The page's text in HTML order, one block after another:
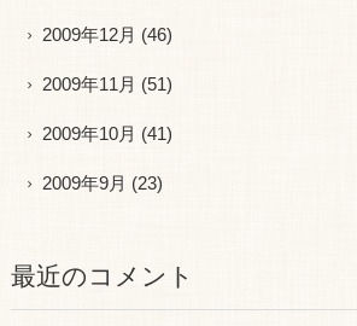
2009年12月 (46)
2009年11月 (51)
2009年10月 (41)
2009年9月 (23)
最近のコメント